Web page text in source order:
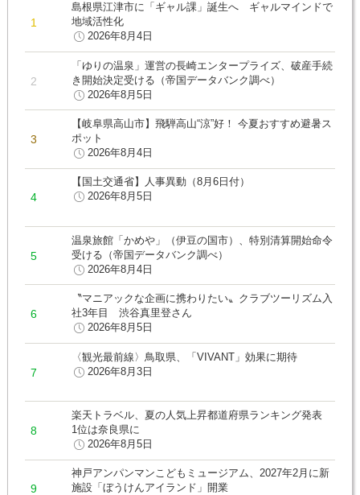
島根県江津市に「ギャル課」誕生へ ギャルマインドで
地域活性化
2026年8月4日
「ゆりの温泉」運営の長崎エンタープライズ、破産手続
き開始決定受ける（帝国データバンク調べ）
2026年8月5日
【岐阜県高山市】飛騨高山“涼”好！ 今夏おすすめ避暑ス
ポット
2026年8月4日
【国土交通省】人事異動（8月6日付）
2026年8月5日
温泉旅館「かめや」（伊豆の国市）、特別清算開始命令
受ける（帝国データバンク調べ）
2026年8月4日
〝マニアックな企画に携わりたい〟クラブツーリズム入
社3年目 渋谷真里登さん
2026年8月5日
〈観光最前線〉鳥取県、「VIVANT」効果に期待
2026年8月3日
楽天トラベル、夏の人気上昇都道府県ランキング発表
1位は奈良県に
2026年8月5日
神戸アンパンマンこどもミュージアム、2027年2月に新
施設「ぼうけんアイランド」開業